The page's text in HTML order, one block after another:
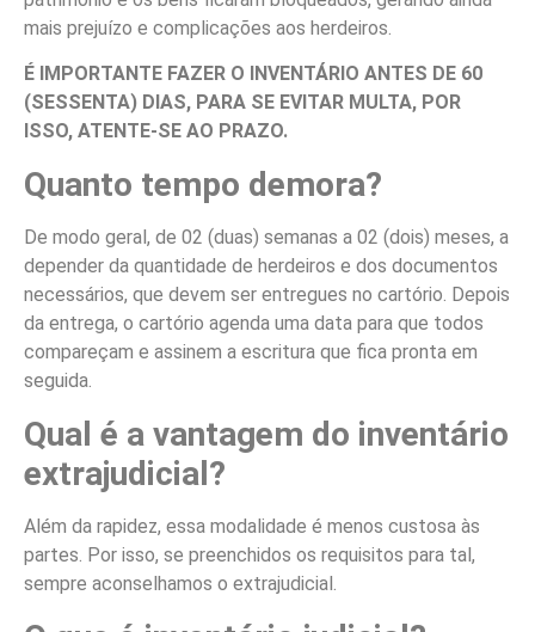
mais prejuízo e complicações aos herdeiros.
É IMPORTANTE FAZER O INVENTÁRIO ANTES DE 60
(SESSENTA) DIAS, PARA SE EVITAR MULTA, POR
ISSO, ATENTE-SE AO PRAZO.
Quanto tempo demora?
De modo geral, de 02 (duas) semanas a 02 (dois) meses, a
depender da quantidade de herdeiros e dos documentos
necessários, que devem ser entregues no cartório. Depois
da entrega, o cartório agenda uma data para que todos
compareçam e assinem a escritura que fica pronta em
seguida.
Qual é a vantagem do inventário
extrajudicial?
Além da rapidez, essa modalidade é menos custosa às
partes. Por isso, se preenchidos os requisitos para tal,
sempre aconselhamos o extrajudicial.